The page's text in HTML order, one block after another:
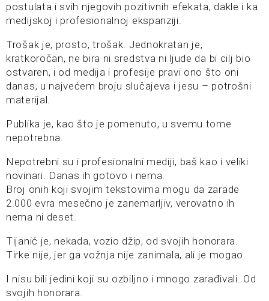
postulata i svih njegovih pozitivnih efekata, dakle i ka
medijskoj i profesionalnoj ekspanziji.
Trošak je, prosto, trošak. Jednokratan je,
kratkoročan, ne bira ni sredstva ni ljude da bi cilj bio
ostvaren, i od medija i profesije pravi ono što oni
danas, u najvećem broju slučajeva i jesu – potrošni
materijal.
Publika je, kao što je pomenuto, u svemu tome
nepotrebna.
Nepotrebni su i profesionalni mediji, baš kao i veliki
novinari. Danas ih gotovo i nema.
Broj onih koji svojim tekstovima mogu da zarade
2.000 evra mesečno je zanemarljiv, verovatno ih
nema ni deset.
Tijanić je, nekada, vozio džip, od svojih honorara.
Tirke nije, jer ga vožnja nije zanimala, ali je mogao.
I nisu bili jedini koji su ozbiljno i mnogo zarađivali. Od
svojih honorara.